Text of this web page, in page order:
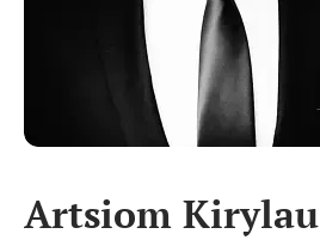
Artsiom Kirylau